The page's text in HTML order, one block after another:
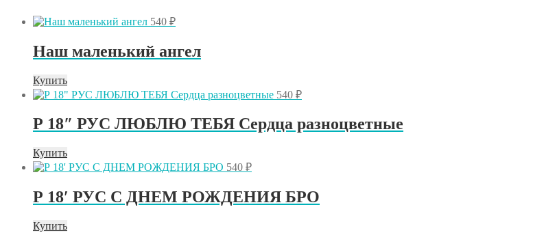
540 ₽
Наш маленький ангел
Купить
540 ₽
Р 18″ РУС ЛЮБЛЮ ТЕБЯ Сердца разноцветные
Купить
540 ₽
Р 18′ РУС С ДНЕМ РОЖДЕНИЯ БРО
Купить